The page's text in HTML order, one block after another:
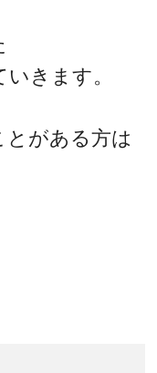
きます。
とがある方は